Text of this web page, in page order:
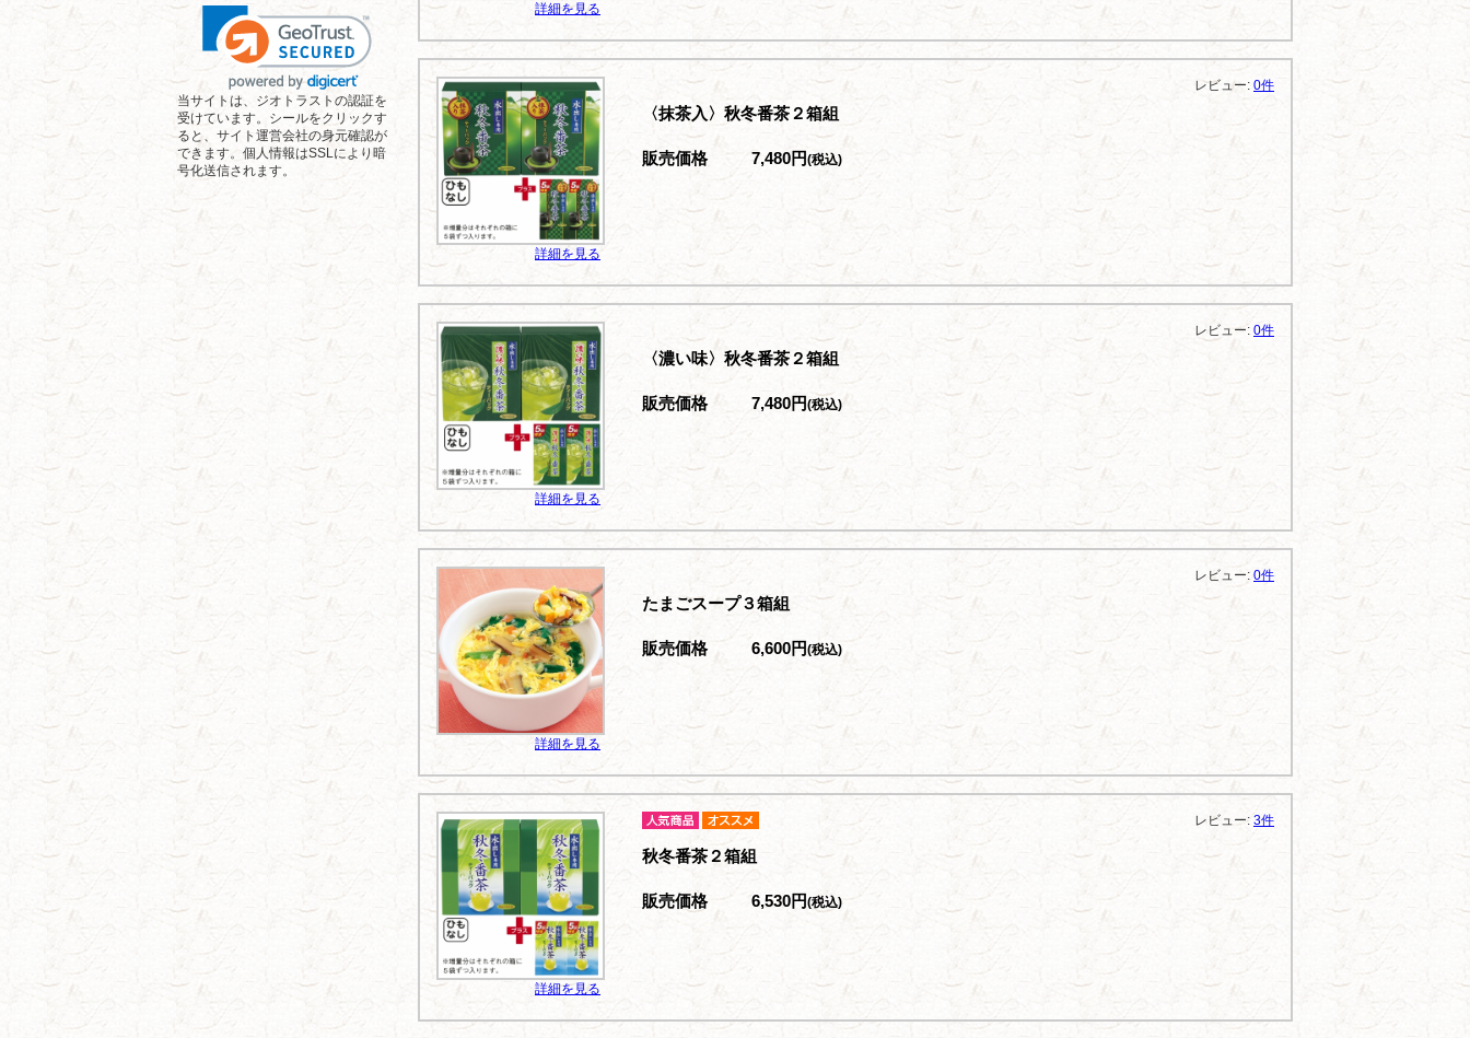
当サイトは、ジオトラストの認証を
受けています。シールをクリックす
ると、サイト運営会社の身元確認が
できます。個人情報はSSLにより暗
号化送信されます。
詳細を見る
詳細を見る
レビュー: 0件
〈抹茶入〉秋冬番茶２箱組
販売価格 7,480円(税込)
詳細を見る
レビュー: 0件
〈濃い味〉秋冬番茶２箱組
販売価格 7,480円(税込)
詳細を見る
レビュー: 0件
たまごスープ３箱組
販売価格 6,600円(税込)
詳細を見る
レビュー: 3件
秋冬番茶２箱組
販売価格 6,530円(税込)